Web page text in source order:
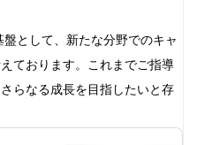
盤として、新たな分野でのキャ
ております。これまでご指導
らなる成長を目指したいと存